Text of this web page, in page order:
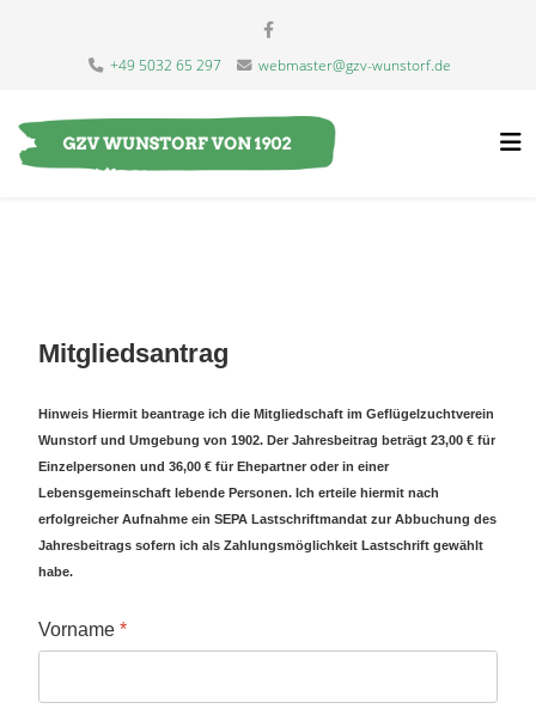
+49 5032 65 297 webmaster@gzv-wunstorf.de
Mitgliedsantrag
Hinweis Hiermit beantrage ich die Mitgliedschaft im Geflügelzuchtverein
Wunstorf und Umgebung von 1902. Der Jahresbeitrag beträgt 23,00 € für
Einzelpersonen und 36,00 € für Ehepartner oder in einer
Lebensgemeinschaft lebende Personen. Ich erteile hiermit nach
erfolgreicher Aufnahme ein SEPA Lastschriftmandat zur Abbuchung des
Jahresbeitrags sofern ich als Zahlungsmöglichkeit Lastschrift gewählt
habe.
Vorname *